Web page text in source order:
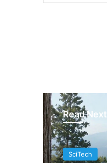
Read Next
SciTech